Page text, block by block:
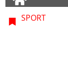
SPORT